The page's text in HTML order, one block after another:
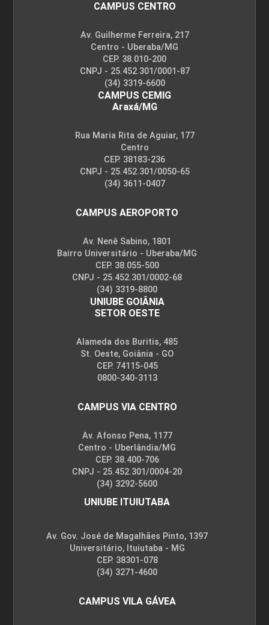
CAMPUS CENTRO
Av. Guilherme Ferreira, 217
Centro - Uberaba/MG
CEP. 38.010-200
CNPJ - 25.452.301/0001-87
(34) 3319-6600
CAMPUS CEMIG
Araxá/MG
Rua Maria Rita de Aguiar, 177
Centro
CEP. 38183-236
CNPJ - 25.452.301/0050-65
(34) 3611-0407
CAMPUS AEROPORTO
Av. Nenê Sabino, 1801
Bairro Universitário - Uberaba/MG
CEP. 38.055-500
CNPJ - 25.452.301/0002-68
(34) 3319-8800
UNIUBE GOIÂNIA
SETOR OESTE
Alameda dos Buritis, 485
St. Oeste, Goiânia - GO
CEP. 74115-045
0800-340-3113
CAMPUS VIA CENTRO
Av. Afonso Pena, 1177
Centro - Uberlândia/MG
CEP. 38.400-706
CNPJ - 25.452.301/0004-20
(34) 3292-5600
UNIUBE ITUIUTABA
Av. Gov. José de Magalhães Pinto, 1397
Universitário, Ituiutaba - MG
CEP. 38301-078
(34) 3271-4600
CAMPUS VILA GÁVEA